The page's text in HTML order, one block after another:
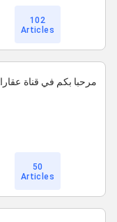
102
Articles
50
Articles